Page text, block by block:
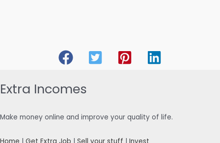
Extra Incomes
Make money online and improve your quality of life.